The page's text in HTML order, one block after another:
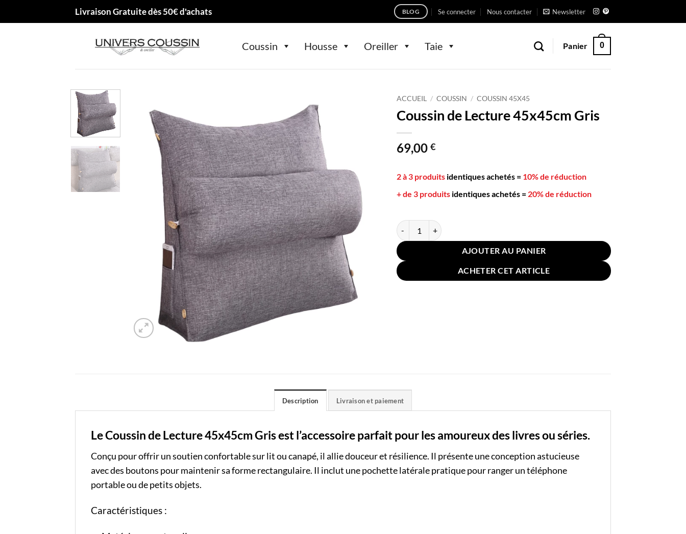
Livraison Gratuite dès 50€ d'achats BLOG Se connecter Nous contacter Newsletter
Coussin Housse Oreiller Taie Panier 0
ACCUEIL / COUSSIN / COUSSIN 45X45
Coussin de Lecture 45x45cm Gris
69,00 €
2 à 3 produits identiques achetés = 10% de réduction
+ de 3 produits identiques achetés = 20% de réduction
quantité de Coussin de Lecture 45x45cm Gris
AJOUTER AU PANIER
ACHETER CET ARTICLE
Description Livraison et paiement
Le Coussin de Lecture 45x45cm Gris est l’accessoire parfait pour les amoureux des livres ou séries.
Conçu pour offrir un soutien confortable sur lit ou canapé, il allie douceur et résilience. Il présente une conception astucieuse
avec des boutons pour maintenir sa forme rectangulaire. Il inclut une pochette latérale pratique pour ranger un téléphone
portable ou de petits objets.
Caractéristiques :